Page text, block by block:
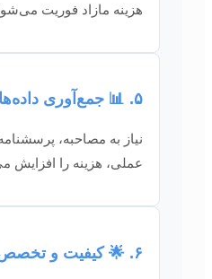
هزینه مازاد فوریت
۵. 📊 جمع‌آوری داده‌های میدانی:
نیاز به مصاحبه،
عملی، هزینه را افزایش
۶. 🌟 کیفیت و تخصص تیم: